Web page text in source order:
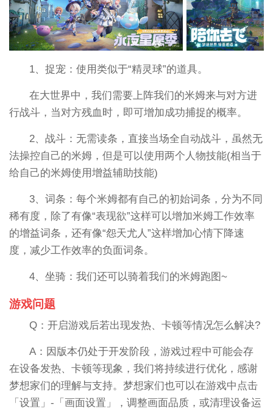
1、捉宠：使用类似于“精灵球”的道具。
在大世界中，我们需要上阵我们的米姆来与对方进
行战斗，当对方残血时，即可增加成功捕捉的概率。
2、战斗：无需读条，直接当场全自动战斗，虽然无
法操控自己的米姆，但是可以使用两个人物技能(相当于
给自己的米姆使用增益辅助技能)
3、词条：每个米姆都有自己的初始词条，分为不同
稀有度，除了有像“表现欲”这样可以增加米姆工作效率
的增益词条，还有像“怨天尤人”这样增加心情下降速
度，减少工作效率的负面词条。
4、坐骑：我们还可以骑着我们的米姆跑图~
游戏问题
Q：开启游戏后若出现发热、卡顿等情况怎么解决?
A：因版本仍处于开发阶段，游戏过程中可能会存
在设备发热、卡顿等现象，我们将持续进行优化，感谢
梦想家们的理解与支持。梦想家们也可以在游戏中点击
「设置」-「画面设置」，调整画面品质，或清理设备运